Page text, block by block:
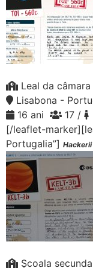
Leal da câmara
Lisabona -
16 ani
17 /
[/leaflet-
Portugalia”]
Școala